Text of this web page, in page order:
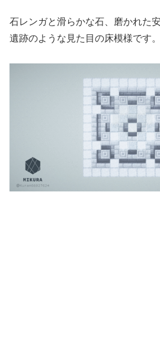
石レンガと滑らかな石、磨かれた
遺跡のような見た目の床模様です。